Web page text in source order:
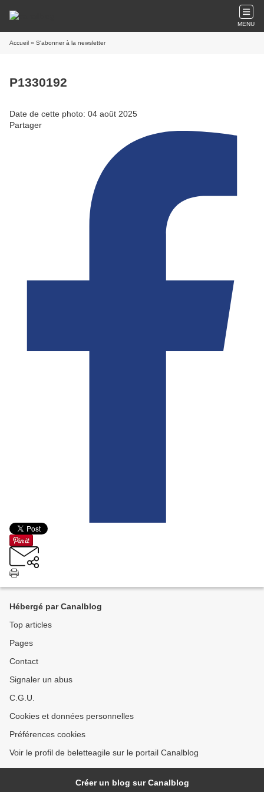
MENU
Accueil » S'abonner à la newsletter
P1330192
Date de cette photo: 04 août 2025
Partager
Hébergé par Canalblog
Top articles
Pages
Contact
Signaler un abus
C.G.U.
Cookies et données personnelles
Préférences cookies
Voir le profil de beletteagile sur le portail Canalblog
Créer un blog sur Canalblog